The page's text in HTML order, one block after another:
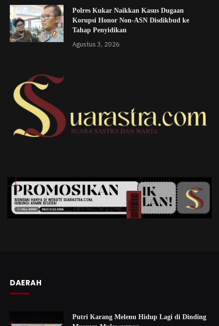
Polres Kukar Naikkan Kasus Dugaan
Korupsi Honor Non-ASN Disdikbud ke
Tahap Penyidikan
Agustus 3, 2026
DAERAH
Putri Karang Melenu Hidup Lagi di Dinding